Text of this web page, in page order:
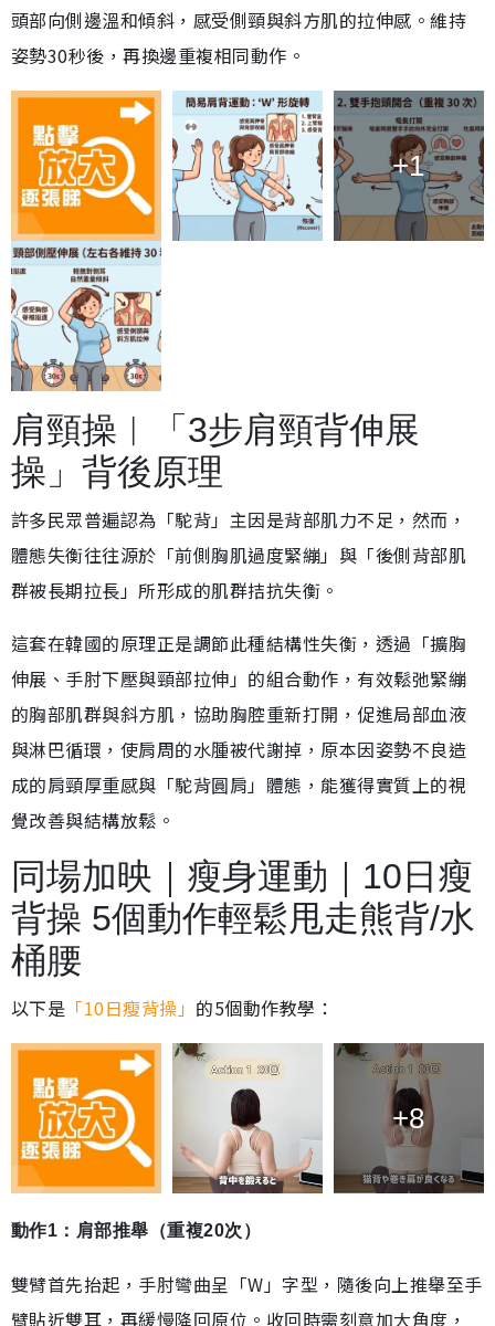
頭部向側邊溫和傾斜，感受側頸與斜方肌的拉伸感。維持
姿勢30秒後，再換邊重複相同動作。
+1
肩頸操︱「3步肩頸背伸展
操」背後原理
許多民眾普遍認為「駝背」主因是背部肌力不足，然而，
體態失衡往往源於「前側胸肌過度緊繃」與「後側背部肌
群被長期拉長」所形成的肌群拮抗失衡。
這套在韓國的原理正是調節此種結構性失衡，透過「擴胸
伸展、手肘下壓與頸部拉伸」的組合動作，有效鬆弛緊繃
的胸部肌群與斜方肌，協助胸腔重新打開，促進局部血液
與淋巴循環，使肩周的水腫被代謝掉，原本因姿勢不良造
成的肩頸厚重感與「駝背圓肩」體態，能獲得實質上的視
覺改善與結構放鬆。
同場加映｜瘦身運動｜10日瘦
背操 5個動作輕鬆甩走熊背/水
桶腰
以下是 「10日瘦背操」 的5個動作教學：
+8
動作1：肩部推舉（重複20次）
雙臂首先抬起，手肘彎曲呈「W」字型，隨後向上推舉至手
臂貼近雙耳，再緩慢降回原位。收回時需刻意加大角度，